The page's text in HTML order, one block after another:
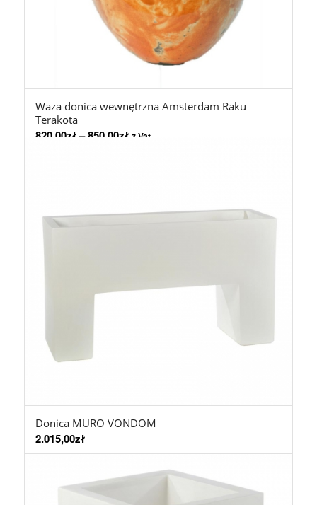
Waza donica wewnętrzna Amsterdam Raku
Terakota
820,00zł–850,00zł z Vat
Donica MURO VONDOM
2.015,00zł